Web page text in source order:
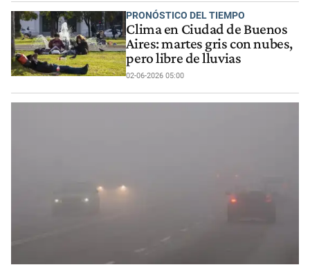
PRONÓSTICO DEL TIEMPO
Clima en Ciudad de Buenos
Aires: martes gris con nubes,
pero libre de lluvias
02-06-2026 05:00